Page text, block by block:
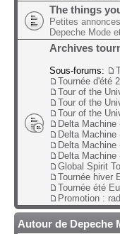
The things
Petites
Depeche Mode
Archives
Sous-forums:
Tournée d'été
Tour of the
Tour of the
Tour of the
Delta Machine
Delta Machine
Delta
Delta Machine
Global Spirit
Tournée hiver
Tournée été
Promotion :
Autour de Depeche